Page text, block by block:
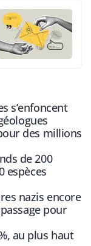
s’enfoncent
des millions
de 200
espèces
nazis encore
pour
au plus haut